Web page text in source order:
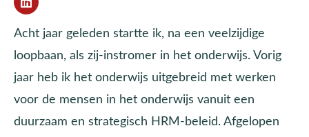
Acht jaar geleden startte ik, na een veelzijdige
loopbaan, als zij-instromer in het onderwijs. Vorig
jaar heb ik het onderwijs uitgebreid met werken
voor de mensen in het onderwijs vanuit een
duurzaam en strategisch HRM-beleid. Afgelopen